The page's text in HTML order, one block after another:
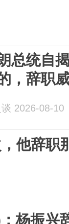
总统自
，辞职
2026-08-10
他辞职
杨振兴